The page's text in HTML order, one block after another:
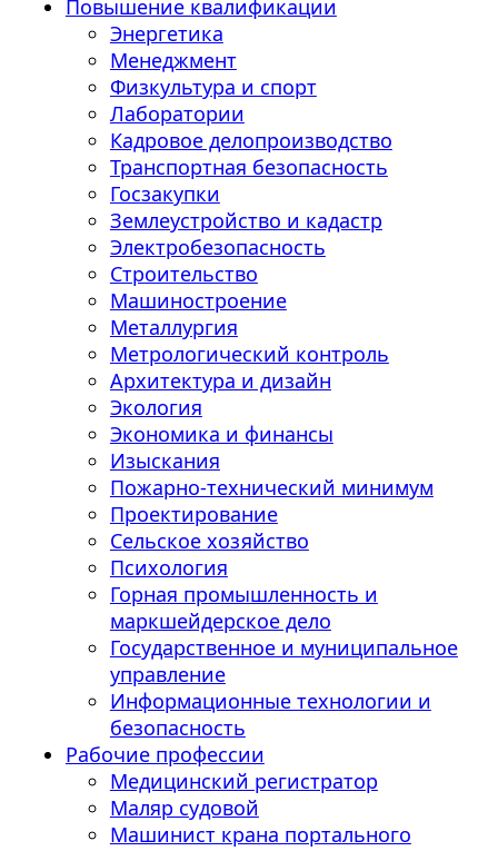
Повышение квалификации
Энергетика
Менеджмент
Физкультура и спорт
Лаборатории
Кадровое делопроизводство
Транспортная безопасность
Госзакупки
Землеустройство и кадастр
Электробезопасность
Строительство
Машиностроение
Металлургия
Метрологический контроль
Архитектура и дизайн
Экология
Экономика и финансы
Изыскания
Пожарно-технический минимум
Проектирование
Сельское хозяйство
Психология
Горная промышленность и
маркшейдерское дело
Государственное и муниципальное
управление
Информационные технологии и
безопасность
Рабочие профессии
Медицинский регистратор
Маляр судовой
Машинист крана портального